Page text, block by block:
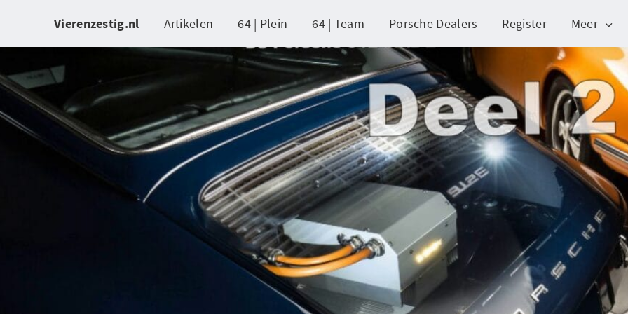
Vierenzestig.nl Artikelen 64 | Plein 64 | Team Porsche Dealers Register Meer